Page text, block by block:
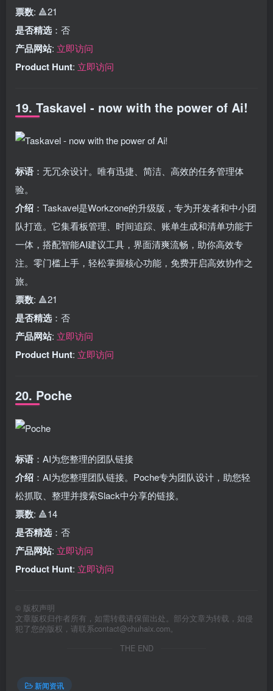
票数: 🔺21
是否精选 ：否
产品网站: 立即访问
Product Hunt: 立即访问
19. Taskavel - now with the power of Ai!
标语 ：无冗余设计。唯有迅捷、简洁、高效的任务管理体
验。
介绍 ：Taskavel是Workzone的升级版，专为开发者和中小团
队打造。它集看板管理、时间追踪、账单生成和清单功能于
一体，搭配智能AI建议工具，界面清爽流畅，助你高效专
注。零门槛上手，轻松掌握核心功能，免费开启高效协作之
旅。
票数: 🔺21
是否精选 ：否
产品网站: 立即访问
Product Hunt: 立即访问
20. Poche
标语 ：AI为您整理的团队链接
介绍 ：AI为您整理团队链接。Poche专为团队设计，助您轻
松抓取、整理并搜索Slack中分享的链接。
票数: 🔺14
是否精选 ：否
产品网站: 立即访问
Product Hunt: 立即访问
© 版权声明
文章版权归作者所有，如需转载请保留出处。部分文章为转载，如侵
犯了您的版权，请联系contact@chuhaix.com。
THE END
新闻资讯